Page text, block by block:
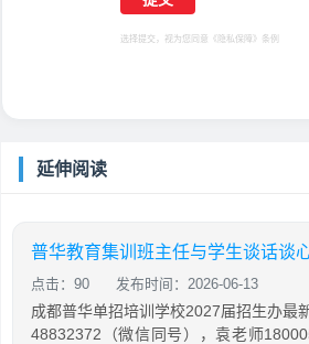
选择提交，视为您同意 《隐私保障》 条例
延伸阅读
普华教育集训班主任与学生谈话谈
点击：90 发布时间：2026-06-13
成都普华单招培训学校2027届招生办最
48832372（微信同号），袁老师